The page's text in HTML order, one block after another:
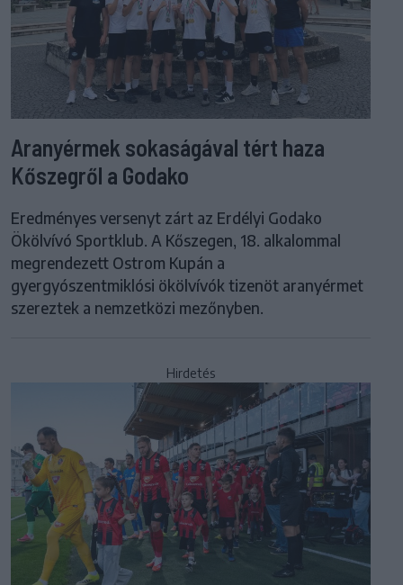
Aranyérmek sokaságával tért haza
Kőszegről a Godako
Eredményes versenyt zárt az Erdélyi Godako
Ökölvívó Sportklub. A Kőszegen, 18. alkalommal
megrendezett Ostrom Kupán a
gyergyószentmiklósi ökölvívók tizenöt aranyérmet
szereztek a nemzetközi mezőnyben.
Hirdetés